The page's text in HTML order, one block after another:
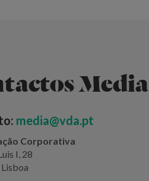
Media
media@vda.pt
Corporativa
I, 28